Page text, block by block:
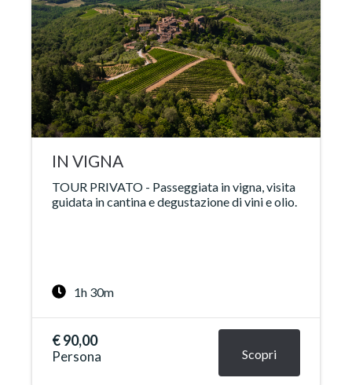
IN VIGNA
TOUR PRIVATO - Passeggiata in vigna, visita
guidata in cantina e degustazione di vini e olio.
1h 30m
€ 90,00
Persona Scopri